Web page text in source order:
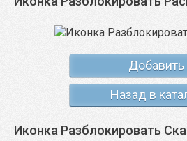
Добавить
Назад в
Иконка Разблокировать